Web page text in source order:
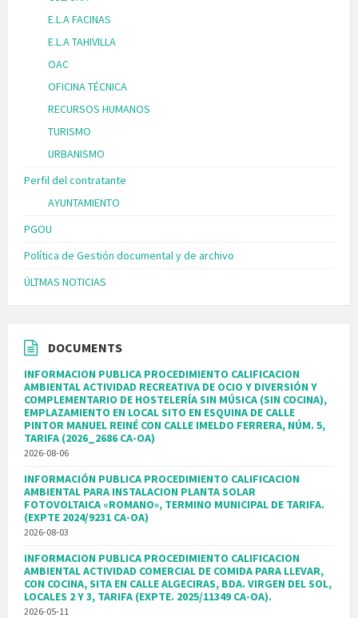
E.L.A FACINAS
E.L.A TAHIVILLA
OAC
OFICINA TÉCNICA
RECURSOS HUMANOS
TURISMO
URBANISMO
Perfil del contratante
AYUNTAMIENTO
PGOU
Política de Gestión documental y de archivo
ÚLTMAS NOTICIAS
DOCUMENTS
INFORMACION PUBLICA PROCEDIMIENTO CALIFICACION
AMBIENTAL ACTIVIDAD RECREATIVA DE OCIO Y DIVERSIÓN Y
COMPLEMENTARIO DE HOSTELERÍA SIN MÚSICA (SIN COCINA),
EMPLAZAMIENTO EN LOCAL SITO EN ESQUINA DE CALLE
PINTOR MANUEL REINÉ CON CALLE IMELDO FERRERA, NÚM. 5,
TARIFA (2026_2686 CA-OA)
2026-08-06
INFORMACIÓN PUBLICA PROCEDIMIENTO CALIFICACION
AMBIENTAL PARA INSTALACION PLANTA SOLAR
FOTOVOLTAICA «ROMANO», TERMINO MUNICIPAL DE TARIFA.
(EXPTE 2024/9231 CA-OA)
2026-08-03
INFORMACION PUBLICA PROCEDIMIENTO CALIFICACION
AMBIENTAL ACTIVIDAD COMERCIAL DE COMIDA PARA LLEVAR,
CON COCINA, SITA EN CALLE ALGECIRAS, BDA. VIRGEN DEL SOL,
LOCALES 2 Y 3, TARIFA (EXPTE. 2025/11349 CA-OA).
2026-05-11